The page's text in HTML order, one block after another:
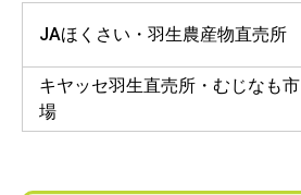
JAほくさい・羽生農産物直売所
キヤッセ羽生直売所・むじなも市
場